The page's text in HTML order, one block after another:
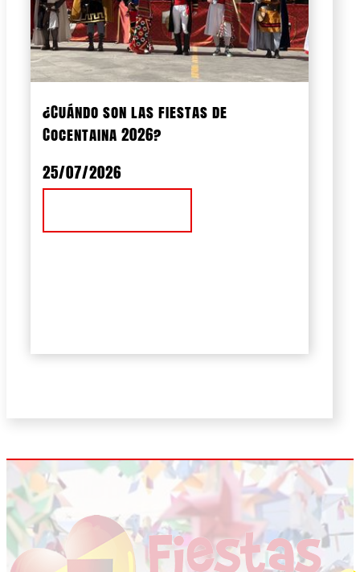
¿Cuándo son las fiestas de
Cocentaina 2026?
25/07/2026